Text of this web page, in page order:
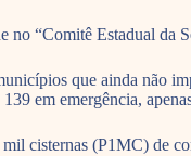
no “Comitê Estadual
que ainda não
em emergência,
cisternas (P1MC) de